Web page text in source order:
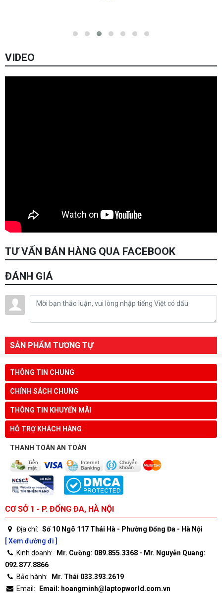
VIDEO
TƯ VẤN BÁN HÀNG QUA FACEBOOK
ĐÁNH GIÁ
SẢN PHẨM TƯƠNG TỰ
THÔNG TIN CHUNG
CHÍNH SÁCH CHUNG
THÔNG TIN KHUYẾN MÃI
HỖ TRỢ KHÁCH HÀNG
THANH TOÁN AN TOÀN
CƠ SỞ 1 - P. ĐỐNG ĐA, HÀ NỘI
Địa chỉ: Số 10 Ngõ 117 Thái Hà - Phường Đống Đa - Hà Nội
[ Xem đường đi ]
Kinh doanh:
Mr. Cường: 089.855.3368 - Mr. Nguyễn Quang:
092.877.8866
Bảo hành:
Mr. Thái 033.393.2619
Email:
Email: hoangminh@laptopworld.com.vn